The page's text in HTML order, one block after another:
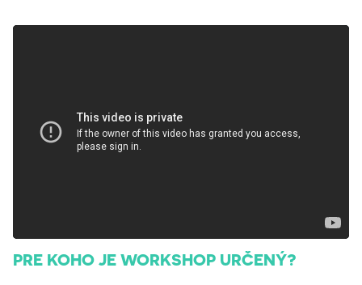
PRE KOHO JE WORKSHOP URČENÝ?